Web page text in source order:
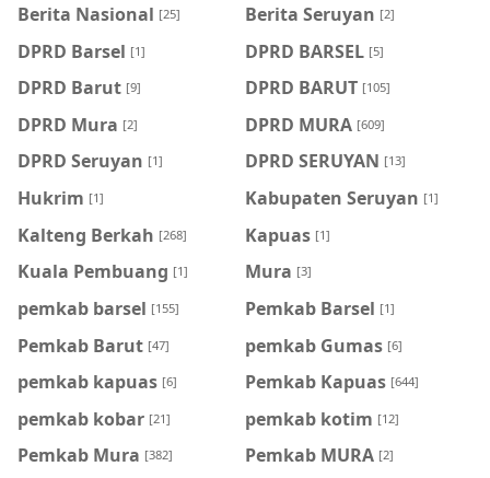
Berita Nasional [25] Berita Seruyan [2]
DPRD Barsel [1] DPRD BARSEL [5]
DPRD Barut [9] DPRD BARUT [105]
DPRD Mura [2] DPRD MURA [609]
DPRD Seruyan [1] DPRD SERUYAN [13]
Hukrim [1] Kabupaten Seruyan [1]
Kalteng Berkah [268] Kapuas [1]
Kuala Pembuang [1] Mura [3]
pemkab barsel [155] Pemkab Barsel [1]
Pemkab Barut [47] pemkab Gumas [6]
pemkab kapuas [6] Pemkab Kapuas [644]
pemkab kobar [21] pemkab kotim [12]
Pemkab Mura [382] Pemkab MURA [2]